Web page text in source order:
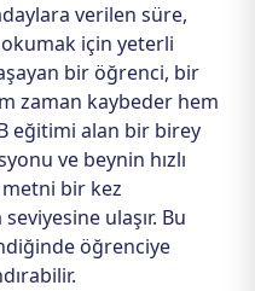
verilen süre,
için yeterli
bir öğrenci, bir
zaman kaybeder hem
eğitimi alan bir birey
ve beynin hızlı
bir kez
ulaşır. Bu
öğrenciye